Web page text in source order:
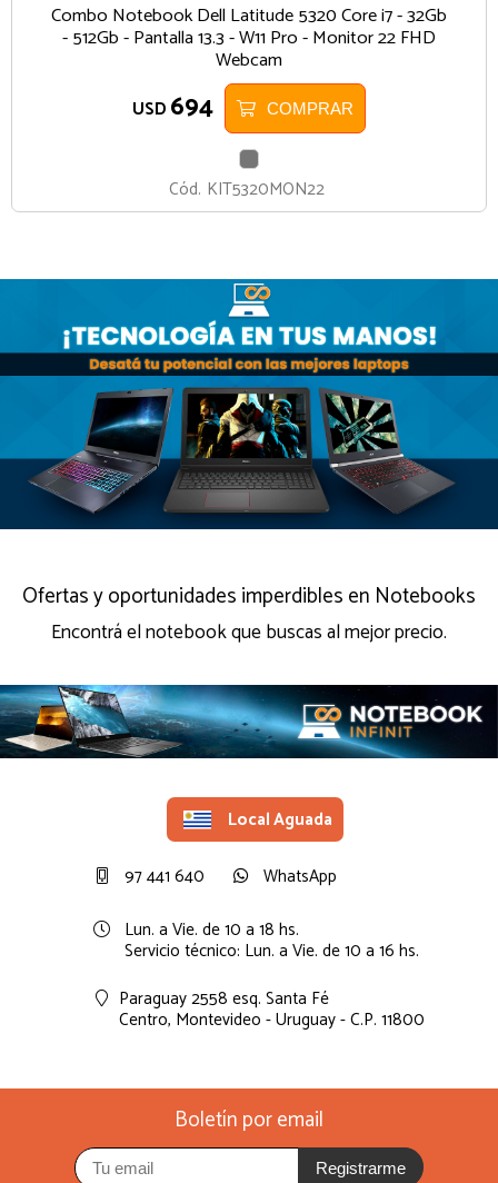
Combo Notebook Dell Latitude 5320 Core i7 - 32Gb
- 512Gb - Pantalla 13.3 - W11 Pro - Monitor 22 FHD
Webcam
USD 694 COMPRAR
Cód. KIT5320MON22
Ofertas y oportunidades imperdibles en Notebooks
Encontrá el notebook que buscas al mejor precio.
Local Aguada
97 441 640
WhatsApp
Lun. a Vie. de 10 a 18 hs.
Servicio técnico: Lun. a Vie. de 10 a 16 hs.
Paraguay 2558 esq. Santa Fé
Centro, Montevideo - Uruguay - C.P. 11800
Boletín por email
Registrarme